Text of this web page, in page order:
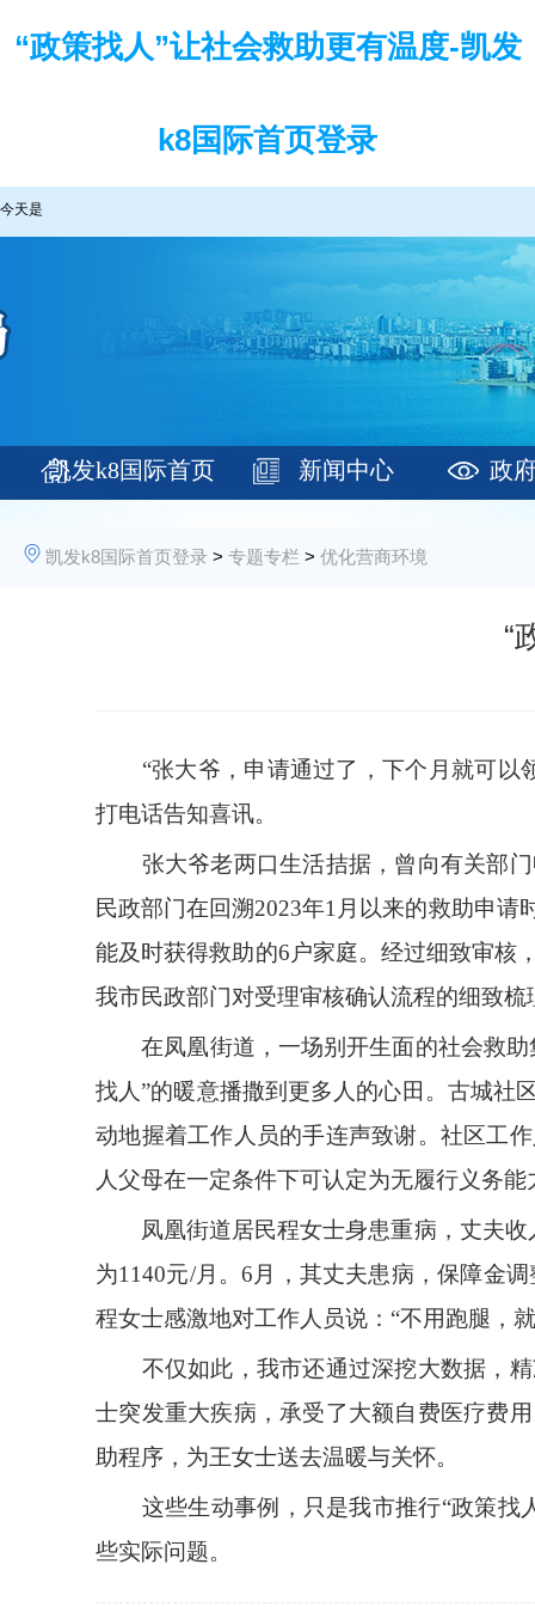
“政策找人”让社会救助更有温度-凯发
k8国际首页登录
今天是
凯发k8国际首页 新闻中心 政
凯发k8国际首页登录 > 专题专栏 > 优化营商环境
“
“张大爷，申请通过了，下个月就可以
打电话告知喜讯。
张大爷老两口生活拮据，曾向有关部门
民政部门在回溯2023年1月以来的救助申
能及时获得救助的6户家庭。经过细致审核
我市民政部门对受理审核确认流程的细致
在凤凰街道，一场别开生面的社会救助
找人”的暖意播撒到更多人的心田。古城社
动地握着工作人员的手连声致谢。社区工
人父母在一定条件下可认定为无履行义务
凤凰街道居民程女士身患重病，丈夫收
为1140元/月。6月，其丈夫患病，保障金
程女士感激地对工作人员说：“不用跑腿，
不仅如此，我市还通过深挖大数据，精
士突发重大疾病，承受了大额自费医疗费
助程序，为王女士送去温暖与关怀。
这些生动事例，只是我市推行“政策找
些实际问题。